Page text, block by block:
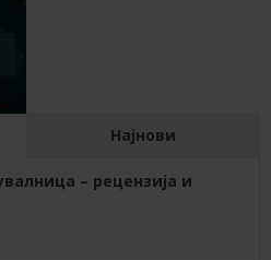
Најнови
– рецензија и